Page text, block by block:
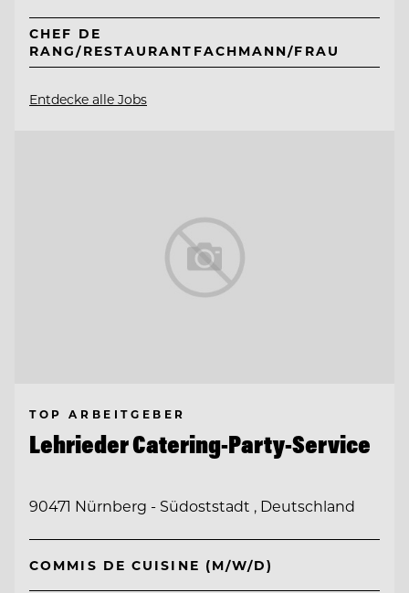
CHEF DE
RANG/RESTAURANTFACHMANN/FRAU
Entdecke alle Jobs
TOP ARBEITGEBER
Lehrieder Catering-Party-Service
90471 Nürnberg - Südoststadt , Deutschland
COMMIS DE CUISINE (M/W/D)